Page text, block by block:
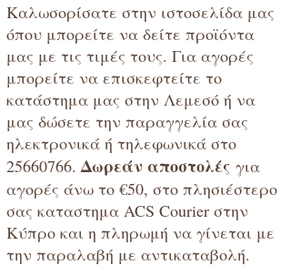
Καλωσορίσατε στην ιστοσελίδα μας
όπου μπορείτε να δείτε προϊόντα
μας με τις τιμές τους. Για αγορές
μπορείτε να επισκεφτείτε το
κατάστημα μας στην Λεμεσό ή να
μας δώσετε την παραγγελία σας
ηλεκτρονικά ή τηλεφωνικά στο
25660766.Δωρεάν αποστολές για
αγορές άνω το €50, στο πλησιέστερο
σας καταστημα ACS Courier στην
Κύπρο και η πληρωμή να γίνεται με
την παραλαβή με αντικαταβολή.